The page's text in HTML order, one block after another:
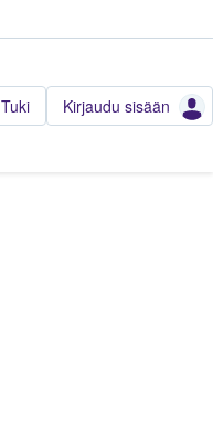
Tuki Kirjaudu sisään